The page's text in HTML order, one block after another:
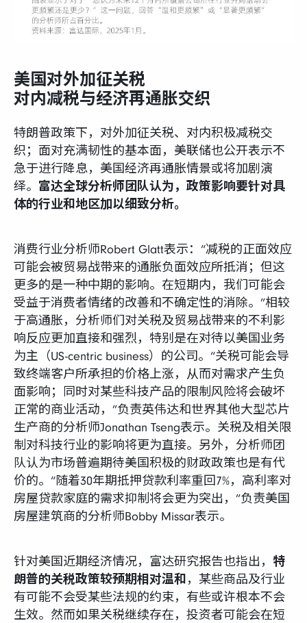
美国对外加征关税
对内减税与经济再通胀交织
特朗普政策下，对外加征关税、对内积极减税交
织；面对充满韧性的基本面，美联储也公开表示不
急于进行降息，美国经济再通胀情景或将加剧演
绎。 富达全球分析师团队认为，政策影响要针对具
体的行业和地区加以细致分析。
消费行业分析师Robert Glatt表示：“减税的正面效应
可能会被贸易战带来的通胀负面效应所抵消；但这
更多的是一种中期的影响。在短期内，我们可能会
受益于消费者情绪的改善和不确定性的消除。”相较
于高通胀，分析师们对关税及贸易战带来的不利影
响反应更加直接和强烈，特别是在对待以美国业务
为主（US-centric business）的公司。“关税可能会导
致终端客户所承担的价格上涨，从而对需求产生负
面影响；同时对某些科技产品的限制风险将会破坏
正常的商业活动，”负责英伟达和世界其他大型芯片
生产商的分析师Jonathan Tseng表示。关税及相关限
制对科技行业的影响将更为直接。另外，分析师团
队认为市场普遍期待美国积极的财政政策也是有代
价的。“随着30年期抵押贷款利率重回7%，高利率对
房屋贷款家庭的需求抑制将会更为突出，”负责美国
房屋建筑商的分析师Bobby Missar表示。
针对美国近期经济情况，富达研究报告也指出， 特
朗普的关税政策较预期相对温和 ，某些商品及行业
有可能不会受某些法规的约束，有些或许根本不会
生效。然而如果关税继续存在，投资者可能会在短